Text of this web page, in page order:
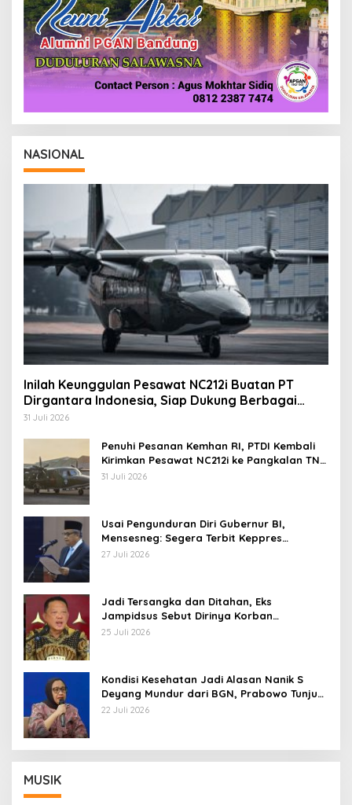
NASIONAL
Inilah Keunggulan Pesawat NC212i Buatan PT
Dirgantara Indonesia, Siap Dukung Berbagai
Operasi TNI
31 Juli 2026
Penuhi Pesanan Kemhan RI, PTDI Kembali
Kirimkan Pesawat NC212i ke Pangkalan TNI
AU
31 Juli 2026
Usai Pengunduran Diri Gubernur BI,
Mensesneg: Segera Terbit Keppres
Pemberhentian dengan Hormat
27 Juli 2026
Jadi Tersangka dan Ditahan, Eks
Jampidsus Sebut Dirinya Korban
Kriminalisasi
25 Juli 2026
Kondisi Kesehatan Jadi Alasan Nanik S
Deyang Mundur dari BGN, Prabowo Tunjuk
Wamentan Sudaryono
22 Juli 2026
MUSIK